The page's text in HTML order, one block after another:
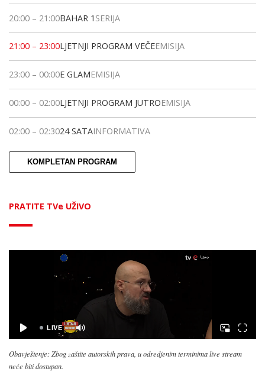
20:00 – 21:00BAHAR 1 SERIJA
21:00 – 23:00LJETNJI PROGRAM VEČEEMISIJA
23:00 – 00:00E GLAMEMISIJA
00:00 – 02:00LJETNJI PROGRAM JUTROEMISIJA
02:00 – 02:3024 SATAINFORMATIVA
KOMPLETAN PROGRAM
PRATITE TVe UŽIVO
Obavještenje: Zbog zaštite autorskih prava, u odredjenim terminima live stream
neće biti dostupan.